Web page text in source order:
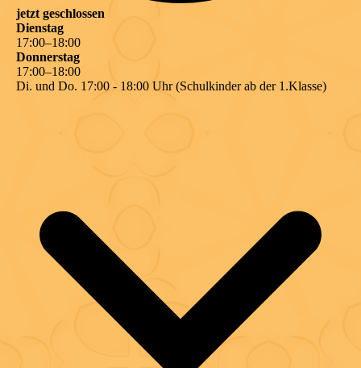
jetzt geschlossen
Dienstag
17:00–18:00
Donnerstag
17:00–18:00
Di. und Do. 17:00 - 18:00 Uhr (Schulkinder ab der 1.Klasse)